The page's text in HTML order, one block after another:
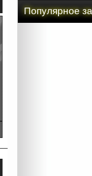
Популярное